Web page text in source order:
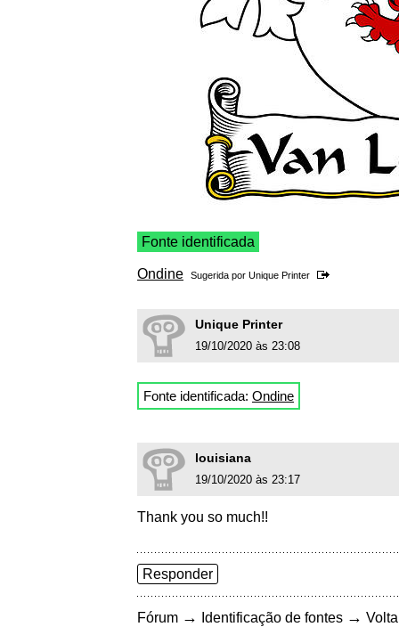
Fonte identificada
Ondine Sugerida por Unique Printer
Unique Printer
19/10/2020 às 23:08
Fonte identificada: Ondine
louisiana
19/10/2020 às 23:17
Thank you so much!!
Responder
Fórum → Identificação de fontes →